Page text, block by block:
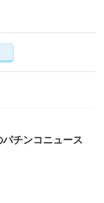
チンコニュース